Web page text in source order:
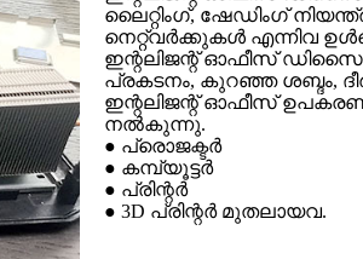
ലൈറ്റിംഗ്, ഷേഡിംഗ്
നെറ്റ്‌വർക്കുകൾ എന്നിവ
ഇന്റലിജന്റ് ഓഫീസ്
പ്രകടനം, കുറഞ്ഞ ശബ്ദം,
ഇന്റലിജന്റ് ഓഫീസ്
നൽകുന്നു.
● പ്രൊജക്ടർ
● കമ്പ്യൂട്ടർ
● പ്രിന്റർ
● 3D പ്രിന്റർ മുതലായവ.